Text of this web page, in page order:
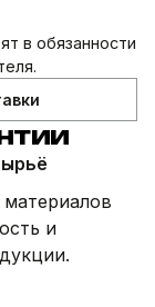
в обязанности
и